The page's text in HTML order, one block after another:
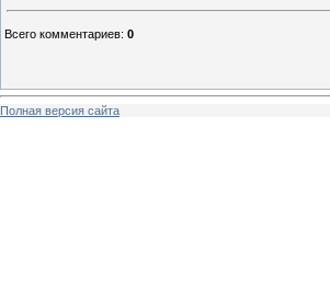
Всего комментариев: 0
Полная версия сайта